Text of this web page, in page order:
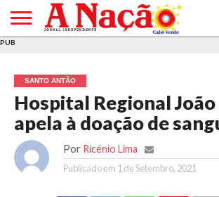
E DE
COOKIES
DE
UTILIZAÇÃO
PUB
SANTO ANTÃO
Hospital Regional
apela à doação de
Por Ricénio Lima
Publicado em 1 de Setembro, 2021